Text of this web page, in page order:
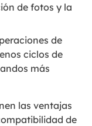
de fotos y la
de
ciclos de
más
las ventajas
de